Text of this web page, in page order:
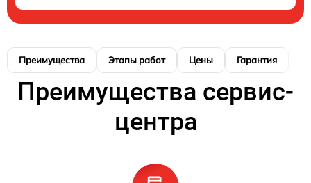
Преимущества Этапы работ Цены Гарантия
Преимущества сервис-
центра